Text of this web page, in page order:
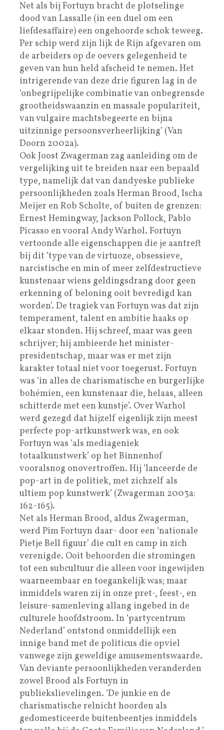
Net als bij Fortuyn bracht de plotselinge
dood van Lassalle (in een duel om een
liefdesaffaire) een ongehoorde schok teweeg.
Per schip werd zijn lijk de Rijn afgevaren om
de arbeiders op de oevers gelegenheid te
geven van hun held afscheid te nemen. Het
intrigerende van deze drie figuren lag in de
‘onbegrijpelijke combinatie van onbegrensde
grootheidswaanzin en massale populariteit,
van vulgaire machtsbegeerte en bijna
uitzinnige persoonsverheerlijking’ (Van
Doorn 2002a).
Ook Joost Zwagerman zag aanleiding om de
vergelijking uit te breiden naar een bepaald
type, namelijk dat van dandyeske publieke
persoonlijkheden zoals Herman Brood, Ischa
Meijer en Rob Scholte, of buiten de grenzen:
Ernest Hemingway, Jackson Pollock, Pablo
Picasso en vooral Andy Warhol. Fortuyn
vertoonde alle eigenschappen die je aantreft
bij dit ‘type van de virtuoze, obsessieve,
narcistische en min of meer zelfdestructieve
kunstenaar wiens geldingsdrang door geen
erkenning of beloning ooit bevredigd kan
worden’. De tragiek van Fortuyn was dat zijn
temperament, talent en ambitie haaks op
elkaar stonden. Hij schreef, maar was geen
schrijver; hij ambieerde het minister-
presidentschap, maar was er met zijn
karakter totaal niet voor toegerust. Fortuyn
was ‘in alles de charismatische en burgerlijke
bohémien, een kunstenaar die, helaas, alleen
schitterde met een kunstje’. Over Warhol
werd gezegd dat hijzelf eigenlijk zijn meest
perfecte pop-artkunstwerk was, en ook
Fortuyn was ‘als mediageniek
totaalkunstwerk’ op het Binnenhof
vooralsnog onovertroffen. Hij ‘lanceerde de
pop-art in de politiek, met zichzelf als
ultiem pop kunstwerk’ (Zwagerman 2003a:
162-165).
Net als Herman Brood, aldus Zwagerman,
werd Pim Fortuyn daar- door een ‘nationale
Pietje Bell figuur’ die cult en camp in zich
verenigde. Ooit behoorden die stromingen
tot een subcultuur die alleen voor ingewijden
waarneembaar en toegankelijk was; maar
inmiddels waren zij in onze pret-, feest-, en
leisure-samenleving allang ingebed in de
culturele hoofdstroom. In ‘partycentrum
Nederland’ ontstond onmiddellijk een
innige band met de politicus die opviel
vanwege zijn geweldige amusementswaarde.
Van deviante persoonlijkheden veranderden
zowel Brood als Fortuyn in
publiekslievelingen. ‘De junkie en de
charismatische relnicht hoorden als
gedomesticeerde buitenbeentjes inmiddels